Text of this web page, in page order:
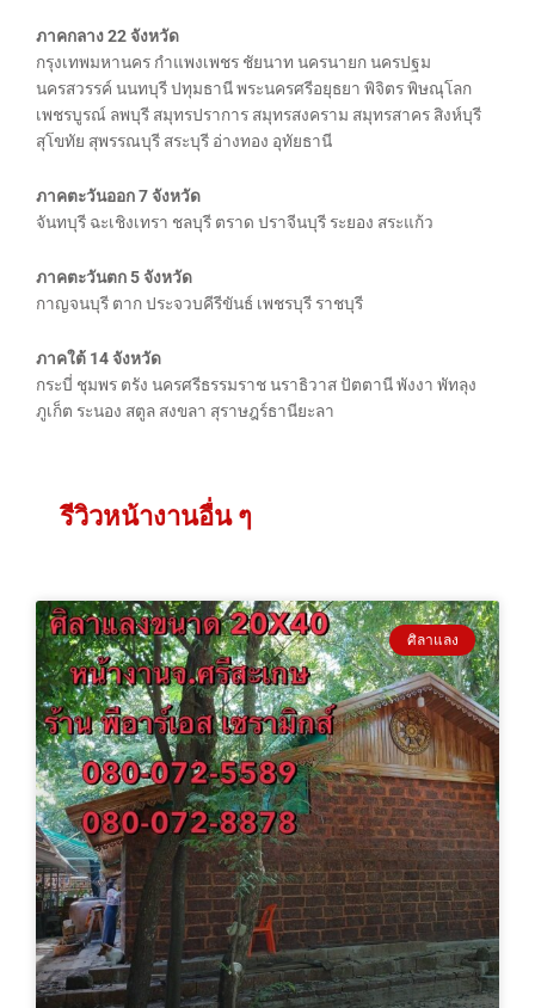
ภาคกลาง 22 จังหวัด
กรุงเทพมหานคร กำแพงเพชร ชัยนาท นครนายก นครปฐม
นครสวรรค์ นนทบุรี ปทุมธานี พระนครศรีอยุธยา พิจิตร พิษณุโลก
เพชรบูรณ์ ลพบุรี สมุทรปราการ สมุทรสงคราม สมุทรสาคร สิงห์บุรี
สุโขทัย สุพรรณบุรี สระบุรี อ่างทอง อุทัยธานี
ภาคตะวันออก 7 จังหวัด
จันทบุรี ฉะเชิงเทรา ชลบุรี ตราด ปราจีนบุรี ระยอง สระแก้ว
ภาคตะวันตก 5 จังหวัด
กาญจนบุรี ตาก ประจวบคีรีขันธ์ เพชรบุรี ราชบุรี
ภาคใต้ 14 จังหวัด
กระบี่ ชุมพร ตรัง นครศรีธรรมราช นราธิวาส ปัตตานี พังงา พัทลุง
ภูเก็ต ระนอง สตูล สงขลา สุราษฎร์ธานียะลา
รีวิวหน้างานอื่น ๆ
ศิลาแลง